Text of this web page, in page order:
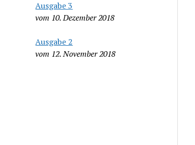
Ausgabe 3
vom 10. Dezember 2018
Ausgabe 2
vom 12. November 2018